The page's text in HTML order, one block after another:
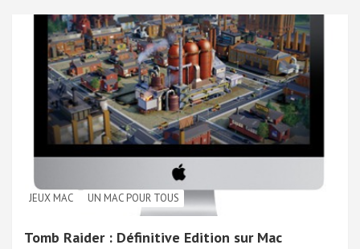
JEUX MAC UN MAC POUR TOUS
Tomb Raider : Définitive Edition sur Mac